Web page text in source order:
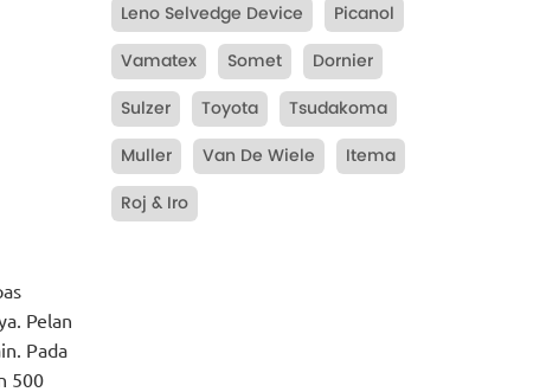
Pelan
Pada
500
Leno Selvedge Device
Picanol
Vamatex
Somet
Dornier
Sulzer
Toyota
Tsudakoma
Muller
Van De Wiele
Itema
Roj & Iro